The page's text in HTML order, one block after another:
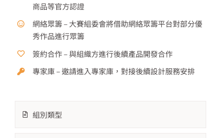
商品等官⽅認證
網絡眾籌 – ⼤賽組委會將借助網絡眾籌平台對部分優
秀作品進⾏眾籌
簽約合作 – 與組織⽅進⾏後續產品開發合作
專家庫 – 邀請進入專家庫，對接後續設計服務安排
組別類型